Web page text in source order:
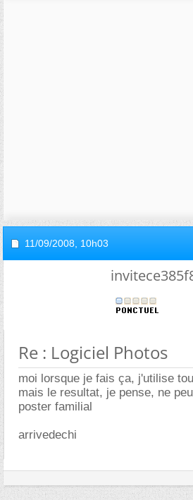
11/09/2008, 10h03
Re : Logiciel Photos
moi lorsque je fais ça, j'utilise
mais le resultat, je pense, ne
poster familial
arrivedechi